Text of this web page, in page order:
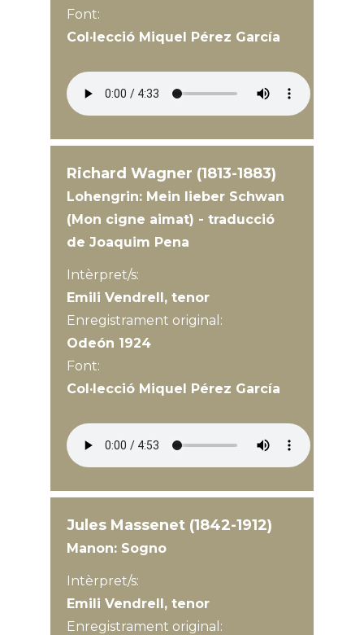
Font:
Col·lecció Miquel Pérez García
Richard Wagner (1813-1883)
Lohengrin: Mein lieber Schwan
(Mon cigne aimat) - traducció
de Joaquim Pena
Intèrpret/s:
Emili Vendrell, tenor
Enregistrament original:
Odeón 1924
Font:
Col·lecció Miquel Pérez García
Jules Massenet (1842-1912)
Manon: Sogno
Intèrpret/s:
Emili Vendrell, tenor
Enregistrament original: